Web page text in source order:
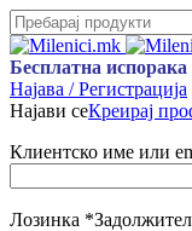
Бесплатна испорака
Најава / Регистрација
Најави сеКреирај
Клиентско име или
Лозинка *